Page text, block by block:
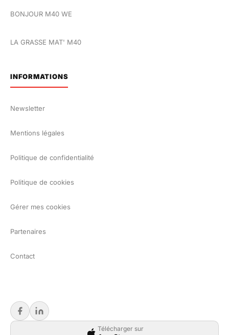
BONJOUR M40 WE
LA GRASSE MAT' M40
INFORMATIONS
Newsletter
Mentions légales
Politique de confidentialité
Politique de cookies
Gérer mes cookies
Partenaires
Contact
Télécharger sur